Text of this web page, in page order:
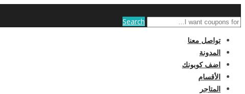
Search
تواصل معنا
المدونة
اضف كوبونك
الأقسام
المتاجر